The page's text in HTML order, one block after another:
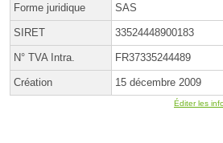
Forme juridique SAS
SIRET 33524448900183
N° TVA Intra. FR37335244489
Création 15 décembre 2009
Éditer les